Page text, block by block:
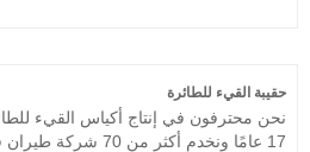
الجودة، رضا العملاء هو أكبر متعة لنا.
حقيبة القيء للطائرة
نحن محترفون في إنتاج أكياس القيء
17 عامًا ونخدم أكثر من 70